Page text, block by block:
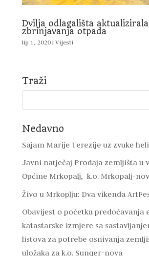
Dvilja odlagališta
zbrinjavanja otpada
lip 1, 2020| Vijesti
Traži
Nedavno
Sajam Marije Terezije uz zvuke
Javni natječaj Prodaja zemljišta u
Općine Mrkopalj, k.o. Mrkopalj-
Živo u Mrkoplju: Dva vikenda
Obavijest o početku predočavanja
katastarske izmjere sa
listova za potrebe osnivanja
uložaka za k.o. Sunger-nova